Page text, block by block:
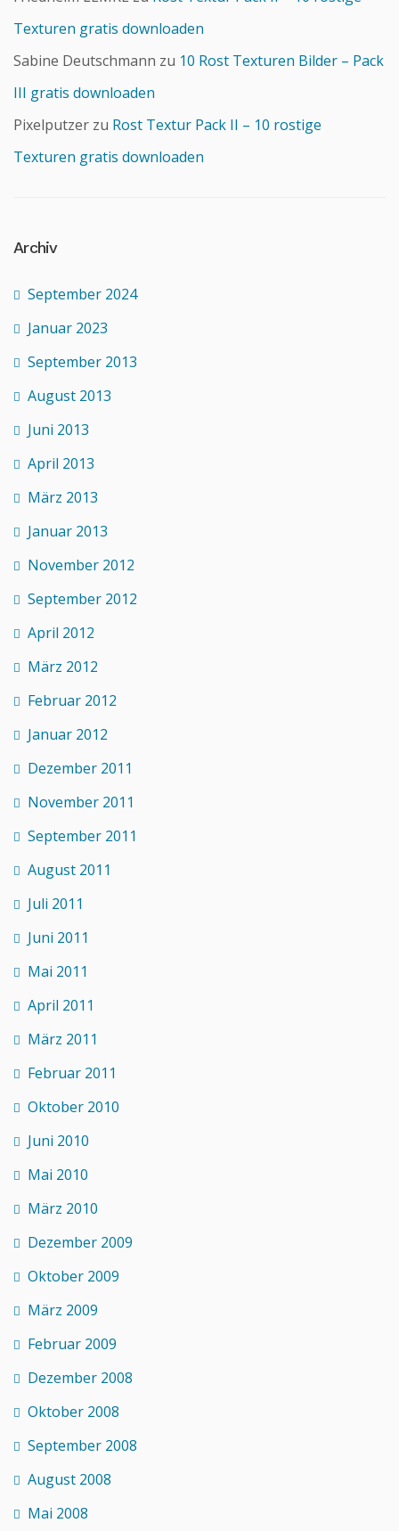
Texturen gratis downloaden
Sabine Deutschmann zu 10 Rost Texturen Bilder – Pack
III gratis downloaden
Pixelputzer zu Rost Textur Pack II – 10 rostige
Texturen gratis downloaden
Archiv
September 2024
Januar 2023
September 2013
August 2013
Juni 2013
April 2013
März 2013
Januar 2013
November 2012
September 2012
April 2012
März 2012
Februar 2012
Januar 2012
Dezember 2011
November 2011
September 2011
August 2011
Juli 2011
Juni 2011
Mai 2011
April 2011
März 2011
Februar 2011
Oktober 2010
Juni 2010
Mai 2010
März 2010
Dezember 2009
Oktober 2009
März 2009
Februar 2009
Dezember 2008
Oktober 2008
September 2008
August 2008
Mai 2008